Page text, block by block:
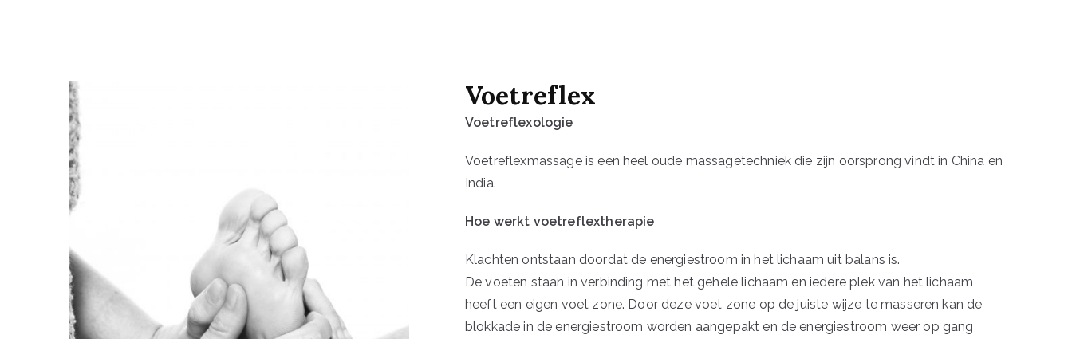
Voetreflex
Voetreflexologie
Voetreflexmassage is een heel oude massagetechniek die zijn oorsprong vindt in China en
India.
Hoe werkt voetreflextherapie
Klachten ontstaan doordat de energiestroom in het lichaam uit balans is.
De voeten staan in verbinding met het gehele lichaam en iedere plek van het lichaam
heeft een eigen voet zone. Door deze voet zone op de juiste wijze te masseren kan de
blokkade in de energiestroom worden aangepakt en de energiestroom weer op gang